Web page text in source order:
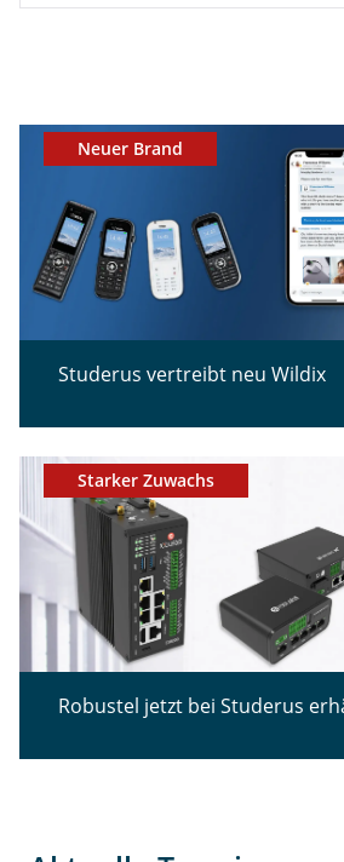
Neuer Brand
Studerus vertreibt neu Wildix
Starker Zuwachs
Robustel jetzt bei Studerus